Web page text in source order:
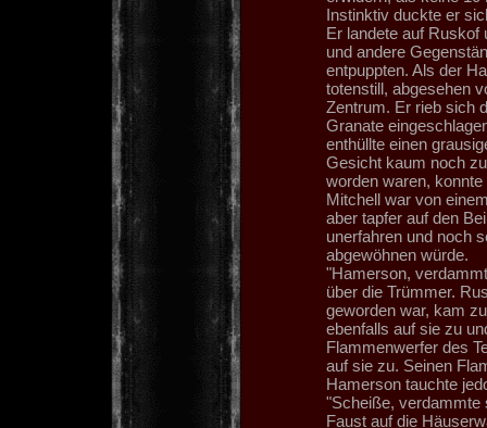
Instinktiv duckte er
Er landete auf Ruskof
und andere
entpuppten. Als der
totenstill, abgesehen
Zentrum. Er rieb sich
Granate
enthüllte einen
Gesicht kaum noch
worden waren,
Mitchell war von
aber tapfer auf den
unerfahren und noch
abgewöhnen würde.
"Hamerson,
über die Trümmer.
geworden war, kam
ebenfalls auf sie zu
Flammenwerfer des
auf sie zu. Seinen
Hamerson tauchte
"Scheiße, verdammte
Faust auf die